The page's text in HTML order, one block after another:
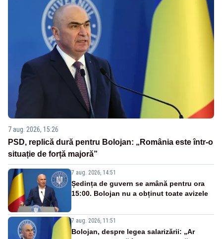
7 aug. 2026, 15:26
PSD, replică dură pentru Bolojan: „România este într-o
situație de forță majoră”
7 aug. 2026, 14:51
Ședința de guvern se amână pentru ora
15:00. Bolojan nu a obținut toate avizele
7 aug. 2026, 11:51
Bolojan, despre legea salarizării: „Ar